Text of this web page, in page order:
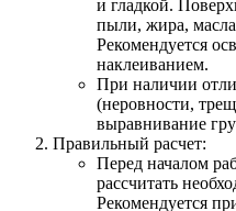
и гладкой.
пыли, жира,
Рекомендуется
наклеиванием.
При наличии
(неровности,
выравнивание
Правильный расчет:
Перед началом
рассчитать
Рекомендуется